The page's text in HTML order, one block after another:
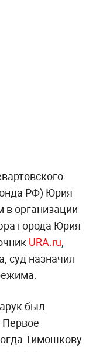
РФ) Юрия
в организации
города Юрия
URA.ru,
суд назначил
был
Первое
Тимошкову